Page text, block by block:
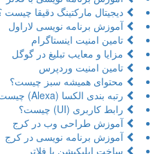
دیجیتال مارکتینگ دقیقا چیست ؟
آموزش برنامه نویسی لاراول
تامین امنیت اینستاگرام
مزایا و معایب تبلیغ در گوگل
تامین امنیت وردپرس
محتوای همیشه سبز چیست؟
رتبه بندی الکسا (Alexa) چیست؟
رابط کاربری (UI) چیست؟
آموزش طراحی وب در کرج
آموزش برنامه نویسی در کرج
ساخت اپلیکیشن با فلاتر